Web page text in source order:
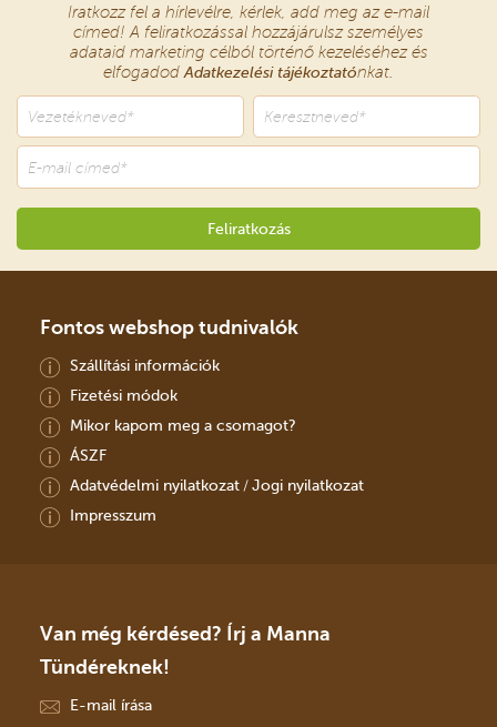
Iratkozz fel a hírlevélre, kérlek, add meg az e-mail
címed! A feliratkozással hozzájárulsz személyes
adataid marketing célból történő kezeléséhez és
elfogadodAdatkezelési tájékoztatónkat.
Fontos webshop tudnivalók
Szállítási információk
Fizetési módok
Mikor kapom meg a csomagot?
ÁSZF
Adatvédelmi nyilatkozat/ Jogi nyilatkozat
Impresszum
Van még kérdésed? Írj a Manna
Tündéreknek!
E-mail írása